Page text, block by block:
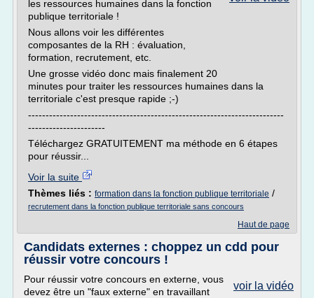
les ressources humaines dans la fonction
publique territoriale !
Nous allons voir les différentes
composantes de la RH : évaluation,
formation, recrutement, etc.
Une grosse vidéo donc mais finalement 20
minutes pour traiter les ressources humaines dans la
territoriale c'est presque rapide ;-)
-------------------------------------------------------------------------
----------------------
Téléchargez GRATUITEMENT ma méthode en 6 étapes
pour réussir...
Voir la suite
Thèmes liés : formation dans la fonction publique territoriale /
recrutement dans la fonction publique territoriale sans concours
Haut de page
Candidats externes : choppez un cdd pour
réussir votre concours !
voir la vidéo
Pour réussir votre concours en externe, vous
devez être un "faux externe" en travaillant